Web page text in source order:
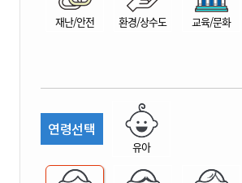
재난/안전 환경/상수도 교육/문화
연령선택
유아